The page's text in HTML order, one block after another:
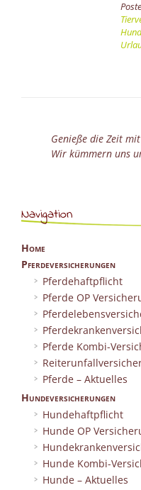
Genieße die Zeit
Wir kümmern uns
Navigation
Home
Pferdeversicherungen
Pferdehaftpflicht
Pferde OP
Pferde Kombi-
Pferde – Aktuelles
Hundeversicherungen
Hundehaftpflicht
Hunde OP
Hunde Kombi-
Hunde – Aktuelles